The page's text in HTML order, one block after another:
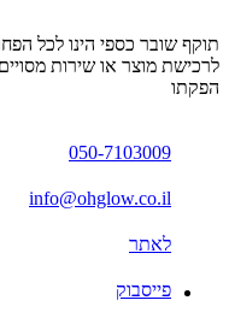
הפקתו
050-7103009
info@ohglow.co.il
לאתר
פייסבוק